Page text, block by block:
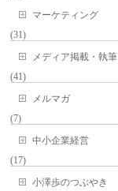
マーケティング
(31)
メディア掲載・執筆
(41)
メルマガ
(7)
中小企業経営
(17)
小澤歩のつぶやき